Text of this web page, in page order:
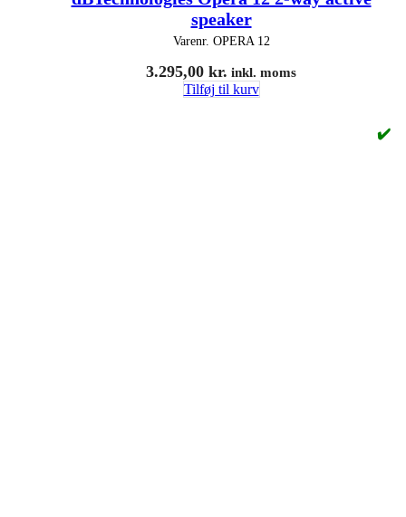
speaker
Varenr. OPERA 12
3.295,00 kr. inkl. moms
Tilføj til kurv
✔️